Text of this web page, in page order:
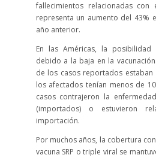
fallecimientos relacionadas
representa un aumento del 43%
año anterior.
En las Américas, la
debido a la baja en la
de los casos reportados estaban
los afectados tenían menos de
casos contrajeron la
(importados) o estuvieron
importación.
Por muchos años, la cobertura
vacuna SRP o triple viral se